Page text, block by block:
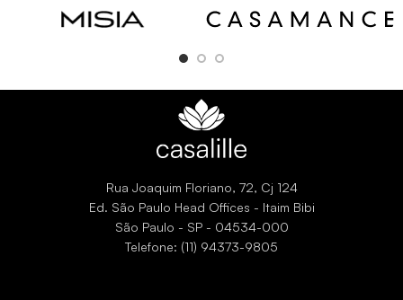
Sinopia está disponível em cinco cores.
O desenho representa uma coleção de
harmonizam lindamente com o grão
Rua Joaquim Floriano, 72, Cj 124
Ed. São Paulo Head Offices - Itaim Bibi
São Paulo - SP - 04534-000
Telefone: (11) 94373-9805